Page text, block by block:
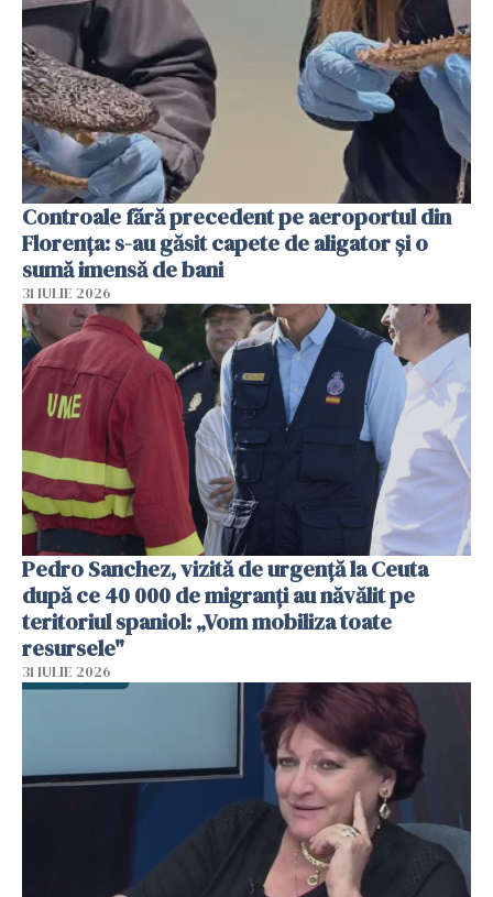
Controale fără precedent pe aeroportul din
Florența: s-au găsit capete de aligator și o
sumă imensă de bani
31 IULIE 2026
Pedro Sanchez, vizită de urgență la Ceuta
după ce 40 000 de migranți au năvălit pe
teritoriul spaniol: „Vom mobiliza toate
resursele"
31 IULIE 2026